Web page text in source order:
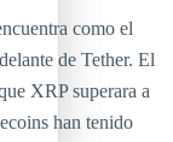
como el
de Tether. El
XRP superara a
han tenido